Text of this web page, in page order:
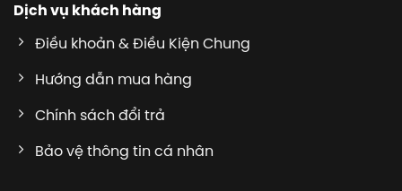
Dịch vụ khách hàng
Điều khoản & Điều Kiện Chung
Hướng dẫn mua hàng
Chính sách đổi trả
Bảo vệ thông tin cá nhân